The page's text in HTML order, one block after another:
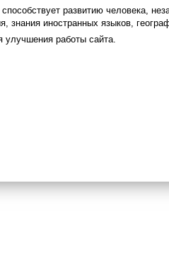
развитию человека,
знания иностранных языков,
работы сайта.